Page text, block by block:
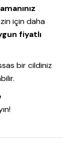
için daha
fiyatlı
bir cildiniz